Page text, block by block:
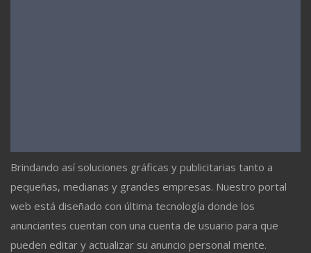
Brindando así soluciones gráficas y publicitarias tanto a
pequeñas, medianas y grandes empresas. Nuestro portal
web está diseñado con última tecnología donde los
anunciantes cuentan con una cuenta de usuario para que
pueden editar y actualizar su anuncio personal mente.